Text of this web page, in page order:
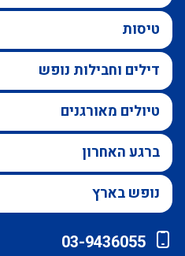
טיסות
דילים וחבילות נופש
טיולים מאורגנים
ברגע האחרון
נופש בארץ
03-9436055